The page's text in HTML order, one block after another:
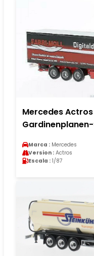
Mercedes
Gardinenplanen-
Marca : Mercedes
Version : Actros
Escala : 1/87